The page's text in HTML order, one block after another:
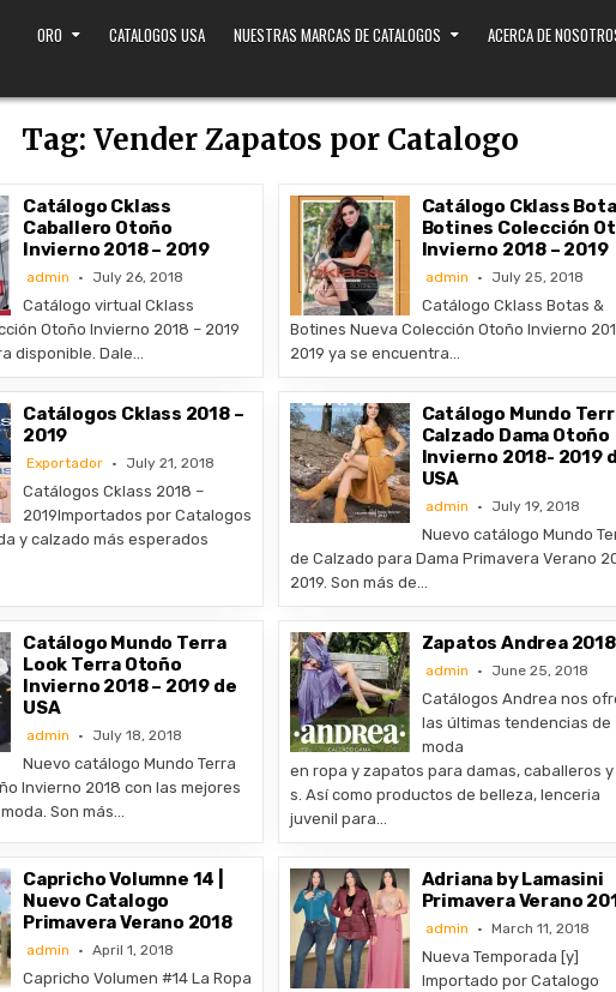
ORO CATALOGOS USA NUESTRAS MARCAS DE CATALOGOS ACERCA DE
Tag:Vender Zapatos por Catalogo
Catálogo Cklass
Caballero Otoño
Invierno 2018 – 2019
admin July 26, 2018
Catálogo virtual Cklass
Otoño Invierno 2018 – 2019
disponible. Dale…
Catálogo Cklass
Botines Colección
Invierno 2018 – 2019
admin July 25, 2018
Catálogo Cklass Botas &
Botines Nueva Colección Otoño Invierno
2019 ya se encuentra…
Catálogos Cklass 2018 –
2019
Exportador July 21, 2018
Catálogos Cklass 2018 –
2019Importados por Catalogos
y calzado más esperados
Catálogo Mundo
Calzado Dama Otoño
Invierno 2018- 2019
USA
admin July 19, 2018
Nuevo catálogo Mundo
de Calzado para Dama Primavera Verano
2019. Son más de…
Catálogo Mundo Terra
Look Terra Otoño
Invierno 2018 – 2019 de
USA
admin July 18, 2018
Nuevo catálogo Mundo Terra
Invierno 2018 con las mejores
Son más…
Zapatos Andrea 2018
admin June 25, 2018
Catálogos Andrea nos
las últimas tendencias de
moda
en ropa y zapatos para damas, caballeros y
s. Así como productos de belleza, lenceria
juvenil para…
Capricho Volumne 14 |
Nuevo Catalogo
Primavera Verano 2018
admin April 1, 2018
Capricho Volumen #14 La Ropa
Adriana by Lamasini
Primavera Verano
admin March 11, 2018
Nueva Temporada [y]
Importado por Catalogo